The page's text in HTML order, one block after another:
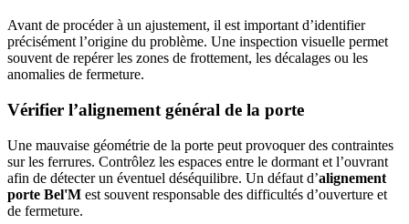
Avant de procéder à un ajustement, il est important d’identifier
précisément l’origine du problème. Une inspection visuelle permet
souvent de repérer les zones de frottement, les décalages ou les
anomalies de fermeture.
Vérifier l’alignement général de la porte
Une mauvaise géométrie de la porte peut provoquer des contraintes
sur les ferrures. Contrôlez les espaces entre le dormant et l’ouvrant
afin de détecter un éventuel déséquilibre. Un défaut d’alignement
porte Bel'M est souvent responsable des difficultés d’ouverture et
de fermeture.